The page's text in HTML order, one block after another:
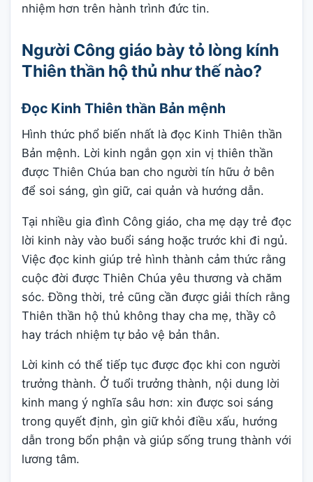
nhiệm hơn trên hành trình đức tin.
Người Công giáo bày tỏ lòng kính
Thiên thần hộ thủ như thế nào?
Đọc Kinh Thiên thần Bản mệnh
Hình thức phổ biến nhất là đọc Kinh Thiên thần
Bản mệnh. Lời kinh ngắn gọn xin vị thiên thần
được Thiên Chúa ban cho người tín hữu ở bên
để soi sáng, gìn giữ, cai quản và hướng dẫn.
Tại nhiều gia đình Công giáo, cha mẹ dạy trẻ đọc
lời kinh này vào buổi sáng hoặc trước khi đi ngủ.
Việc đọc kinh giúp trẻ hình thành cảm thức rằng
cuộc đời được Thiên Chúa yêu thương và chăm
sóc. Đồng thời, trẻ cũng cần được giải thích rằng
Thiên thần hộ thủ không thay cha mẹ, thầy cô
hay trách nhiệm tự bảo vệ bản thân.
Lời kinh có thể tiếp tục được đọc khi con người
trưởng thành. Ở tuổi trưởng thành, nội dung lời
kinh mang ý nghĩa sâu hơn: xin được soi sáng
trong quyết định, gìn giữ khỏi điều xấu, hướng
dẫn trong bổn phận và giúp sống trung thành với
lương tâm.